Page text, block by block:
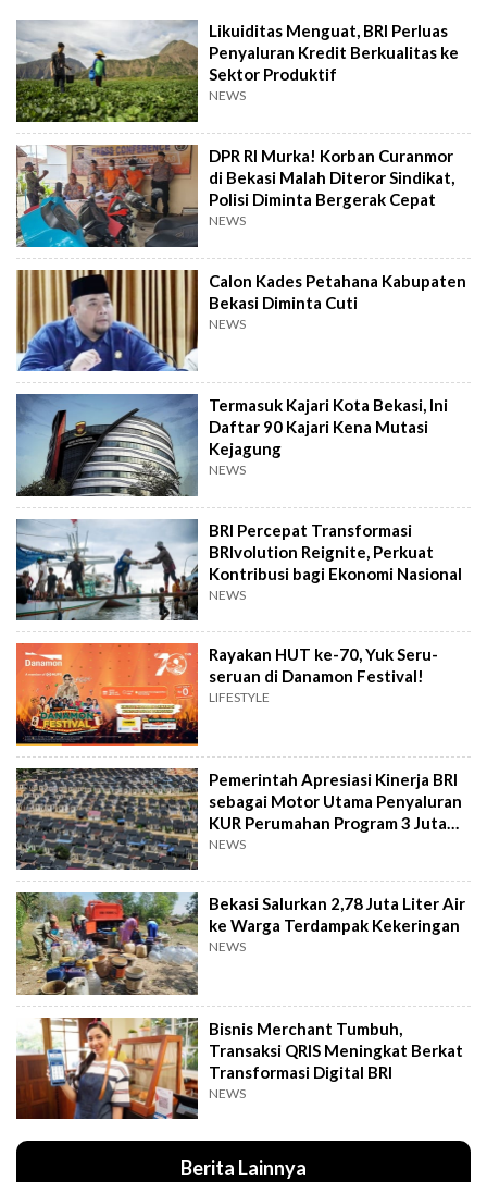
Likuiditas Menguat, BRI Perluas
Penyaluran Kredit Berkualitas ke
Sektor Produktif
NEWS
DPR RI Murka! Korban Curanmor
di Bekasi Malah Diteror Sindikat,
Polisi Diminta Bergerak Cepat
NEWS
Calon Kades Petahana Kabupaten
Bekasi Diminta Cuti
NEWS
Termasuk Kajari Kota Bekasi, Ini
Daftar 90 Kajari Kena Mutasi
Kejagung
NEWS
BRI Percepat Transformasi
BRIvolution Reignite, Perkuat
Kontribusi bagi Ekonomi Nasional
NEWS
Rayakan HUT ke-70, Yuk Seru-
seruan di Danamon Festival!
LIFESTYLE
Pemerintah Apresiasi Kinerja BRI
sebagai Motor Utama Penyaluran
KUR Perumahan Program 3 Juta
Rumah
NEWS
Bekasi Salurkan 2,78 Juta Liter Air
ke Warga Terdampak Kekeringan
NEWS
Bisnis Merchant Tumbuh,
Transaksi QRIS Meningkat Berkat
Transformasi Digital BRI
NEWS
Berita Lainnya